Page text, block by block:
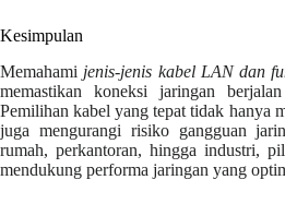
Kesimpulan
Memahami jenis-jenis kabel LAN dan
memastikan koneksi jaringan
Pemilihan kabel yang tepat tidak hanya
juga mengurangi risiko gangguan
rumah, perkantoran, hingga industri,
mendukung performa jaringan yang